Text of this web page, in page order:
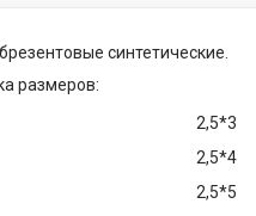
синтетические.
размеров:
2,5*3
2,5*4
2,5*5